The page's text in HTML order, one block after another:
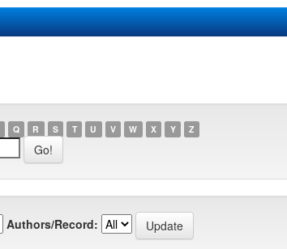
Q R S T U V W X Y Z
Authors/Record: